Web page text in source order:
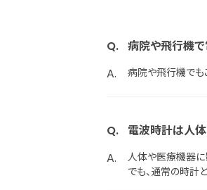
病院や飛行機で
病院や飛行機でも
電波時計は人
人体や医療機器に
でも、通常の時計